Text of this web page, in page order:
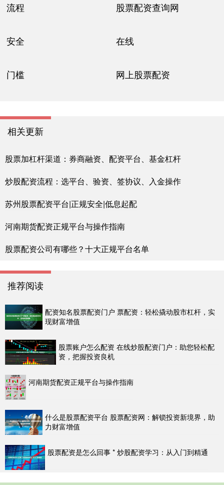
流程 股票配资查询网
安全 在线
门槛 网上股票配资
相关更新
股票加杠杆渠道：券商融资、配资平台、基金杠杆
炒股配资流程：选平台、验资、签协议、入金操作
苏州股票配资平台|正规安全|低息起配
河南期货配资正规平台与操作指南
股票配资公司有哪些？十大正规平台名单
推荐阅读
配资知名股票配资门户 票配资：轻松撬动股市杠杆，实
现财富增值
股票账户怎么配资 在线炒股配资门户：助您轻松配
资，把握投资良机
河南期货配资正规平台与操作指南
什么是股票配资平台 股票配资网：解锁投资新境界，助
力财富增值
股票配资是怎么回事 * 炒股配资学习：从入门到精通